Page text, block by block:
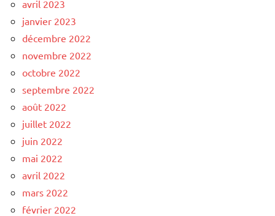
avril 2023
janvier 2023
décembre 2022
novembre 2022
octobre 2022
septembre 2022
août 2022
juillet 2022
juin 2022
mai 2022
avril 2022
mars 2022
février 2022